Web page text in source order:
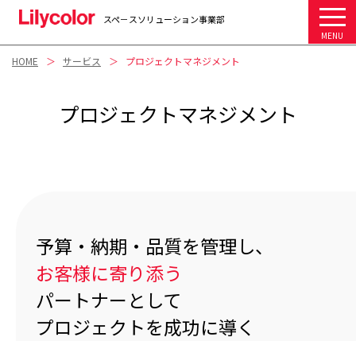
MENU
スペ－スソリューション事業部
HOME サービス プロジェクトマネジメント
プロジェクトマネジメント
予算・納期・品質を管理し、
お客様に寄り添う
パートナーとして
プロジェクトを成功に導く